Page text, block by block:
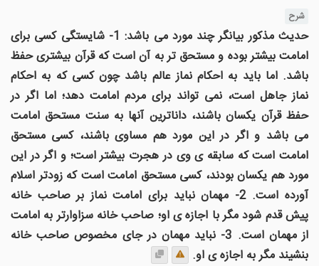
شرح
حدیث مذکور بیانگر چند مورد می باشد: 1- شایستگی کسی برای
امامت بیشتر بوده و مستحق تر به آن است که قرآن بیشتری حفظ
باشد. اما باید به احکام نماز عالم باشد چون کسی که به احکام
نماز جاهل است، نمی تواند برای مردم امامت دهد؛ اما اگر در
حفظ قرآن یکسان باشند، داناترین آنها به سنت مستحق امامت
می باشد و اگر در این مورد هم مساوی باشند، کسی مستحق
امامت است که سابقه ی وی در هجرت بیشتر است؛ و اگر در این
مورد هم یکسان بودند، کسی مستحق امامت است که زودتر اسلام
آورده است. 2- مهمان نباید برای امامت نماز بر صاحب خانه
پیش قدم شود مگر با اجازه ی او؛ صاحب خانه سزاوارتر به امامت
از مهمان است. 3- نباید مهمان در جای مخصوص صاحب خانه
بنشیند مگر به اجازه ی او.